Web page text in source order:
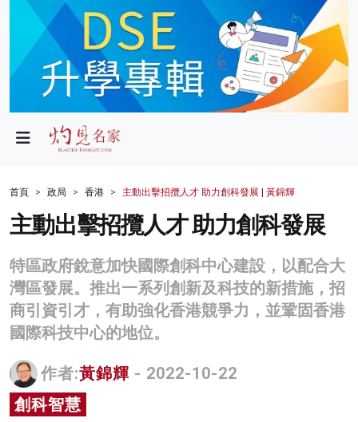
政局
財經
生活
商業
科技
名家榜
灼見活動
首頁 政局 香港 主動出擊招攬人才 助力創科發展 | 黃錦輝
主動出擊招攬人才 助力創科發展
特區政府銳意加快國際創科中心建設，以配合大
灣區發展。推出一系列創新及科技的新措施，招
商引資引才，有助強化香港競爭力，並鞏固香港
國際科技中心的地位。
作者:黃錦輝 - 2022-10-22
創科智慧